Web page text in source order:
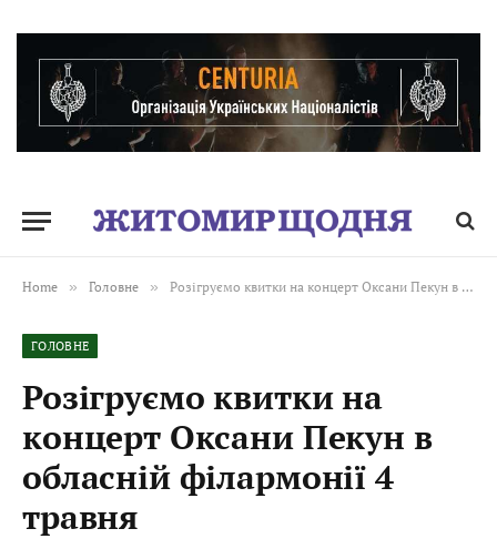
Home » Головне » Розігруємо квитки на концерт Оксани Пекун в обласній філармонії 4 травня
ГОЛОВНЕ
Розігруємо квитки на
концерт Оксани Пекун в
обласній філармонії 4
травня